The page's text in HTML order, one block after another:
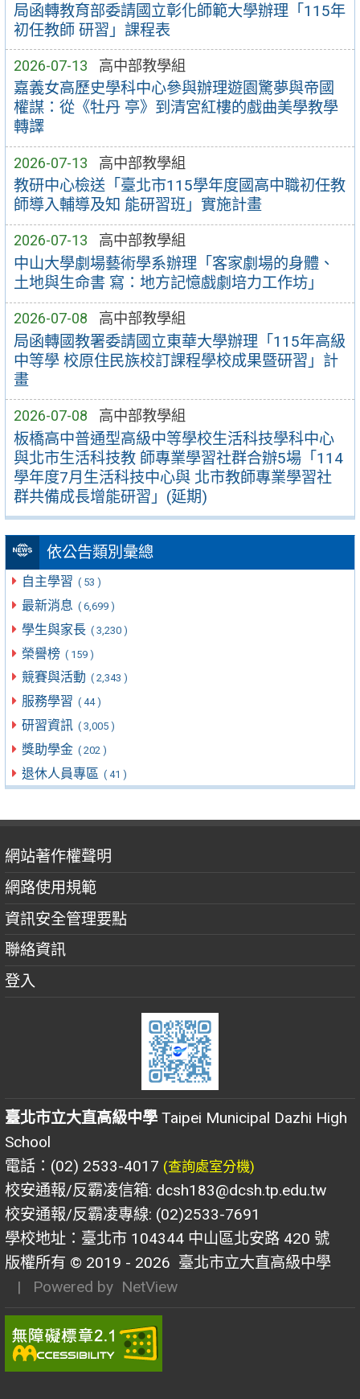
局函轉教育部委請國立彰化師範大學辦理「115年
初任教師 研習」課程表
2026-07-13 高中部教學組
嘉義女高歷史學科中心參與辦理遊園驚夢與帝國
權謀：從《牡丹 亭》到清宮紅樓的戲曲美學教學
轉譯
2026-07-13 高中部教學組
教研中心檢送「臺北市115學年度國高中職初任教
師導入輔導及知 能研習班」實施計畫
2026-07-13 高中部教學組
中山大學劇場藝術學系辦理「客家劇場的身體、
土地與生命書 寫：地方記憶戲劇培力工作坊」
2026-07-08 高中部教學組
局函轉國教署委請國立東華大學辦理「115年高級
中等學 校原住民族校訂課程學校成果暨研習」計
畫
2026-07-08 高中部教學組
板橋高中普通型高級中等學校生活科技學科中心
與北市生活科技教 師專業學習社群合辦5場「114
學年度7月生活科技中心與 北市教師專業學習社
群共備成長增能研習」(延期)
依公告類別彙總
自主學習 ( 53 )
最新消息 ( 6,699 )
學生與家長 ( 3,230 )
榮譽榜 ( 159 )
競賽與活動 ( 2,343 )
服務學習 ( 44 )
研習資訊 ( 3,005 )
獎助學金 ( 202 )
退休人員專區 ( 41 )
網站著作權聲明
網路使用規範
資訊安全管理要點
聯絡資訊
登入
臺北市立大直高級中學 Taipei Municipal Dazhi High
School
電話：(02) 2533-4017 (查詢處室分機)
校安通報/反霸凌信箱: dcsh183@dcsh.tp.edu.tw
校安通報/反霸凌專線: (02)2533-7691
學校地址：臺北市 104344 中山區北安路 420 號
版權所有 © 2019 - 2026 臺北市立大直高級中學
| Powered by NetView